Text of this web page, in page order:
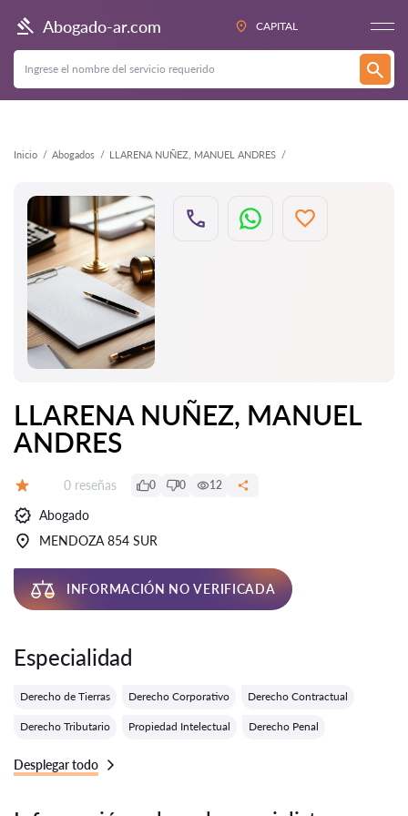
Abogado-ar.com CAPITAL
Inicio Abogados LLARENA NUÑEZ, MANUEL ANDRES
Atrás
LLARENA NUÑEZ, MANUEL
ANDRES
Número de reseñas:
0 reseñas 0 0 12
Abogado
MENDOZA 854 SUR
INFORMACIÓN NO VERIFICADA
Especialidad
Derecho de Tierras Derecho Corporativo Derecho Contractual
Derecho Tributario Propiedad Intelectual Derecho Penal
Desplegar todo